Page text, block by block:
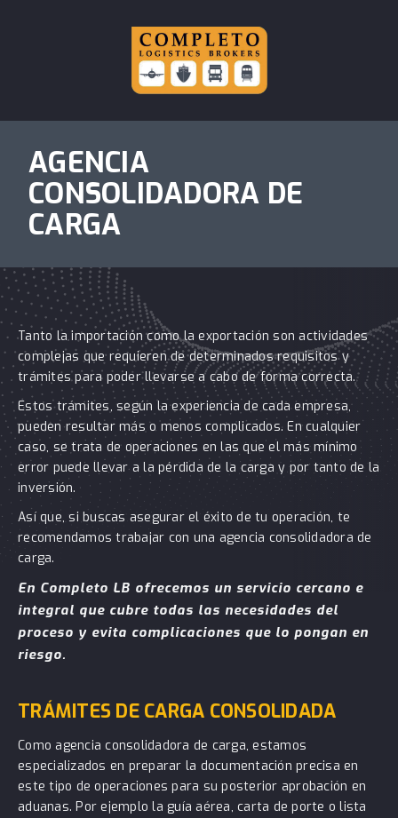
AGENCIA
CONSOLIDADORA DE
CARGA
Tanto la importación como la exportación son actividades
complejas que requieren de determinados requisitos y
trámites para poder llevarse a cabo de forma correcta.
Estos trámites, según la experiencia de cada empresa,
pueden resultar más o menos complicados. En cualquier
caso, se trata de operaciones en las que el más mínimo
error puede llevar a la pérdida de la carga y por tanto de la
inversión.
Así que, si buscas asegurar el éxito de tu operación, te
recomendamos trabajar con una agencia consolidadora de
carga.
En Completo LB ofrecemos un servicio cercano e
integral que cubre todas las necesidades del
proceso y evita complicaciones que lo pongan en
riesgo.
TRÁMITES DE CARGA CONSOLIDADA
Como agencia consolidadora de carga, estamos
especializados en preparar la documentación precisa en
este tipo de operaciones para su posterior aprobación en
aduanas. Por ejemplo la guía aérea, carta de porte o lista